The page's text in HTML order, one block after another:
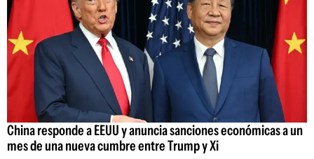
China responde a EEUU y anuncia sanciones económicas a un
mes de una nueva cumbre entre Trump y Xi